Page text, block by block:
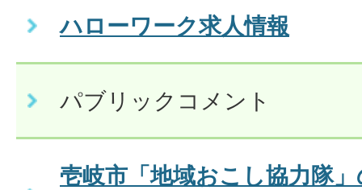
ハローワーク求人情報
パブリックコメント
壱岐市「地域おこし協力隊